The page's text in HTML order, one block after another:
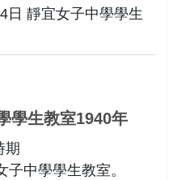
日 靜宜女子中學學生
學生教室1940年
期
子中學學生教室。